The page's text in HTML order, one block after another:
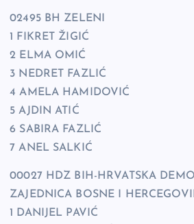
02495 BH ZELENI
1 FIKRET ŽIGIĆ
2 ELMA OMIĆ
3 NEDRET FAZLIĆ
4 AMELA HAMIDOVIĆ
5 AJDIN ATIĆ
6 SABIRA FAZLIĆ
7 ANEL SALKIĆ
00027 HDZ BIH-HRVATSKA
ZAJEDNICA BOSNE I
1 DANIJEL PAVIĆ